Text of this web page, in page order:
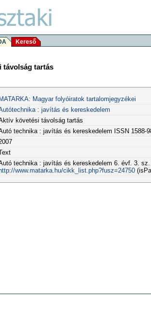
Kereső
távolság tartás
MATARKA: Magyar folyóiratok tartalomjegyzékei
: javítás és kereskedelem
követési távolság tartás
technika : javítás és kereskedelem ISSN 1588-
technika : javítás és kereskedelem 6. évf. 3. sz.
http://www.matarka.hu/cikk_list.php?fusz=24750